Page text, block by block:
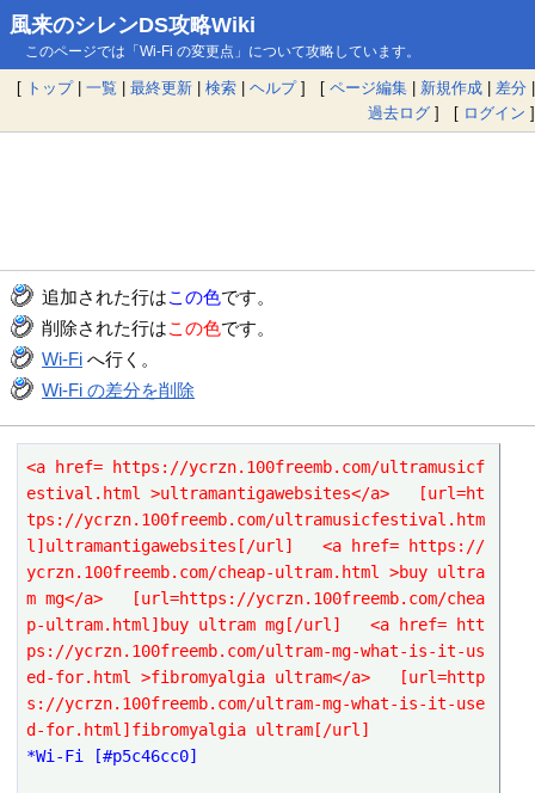
風来のシレンDS攻略Wiki
このページでは「Wi-Fi の変更点」について攻略しています。
[ トップ| 一覧 | 最終更新 | 検索 | ヘルプ] [ ページ編集 | 新規作成 | 差分 |
過去ログ ] [ ログイン ]
追加された行はこの色です。
削除された行はこの色です。
Wi-Fi へ行く。
Wi-Fi の差分を削除
<a href= https://ycrzn.100freemb.com/ultramusicf
estival.html >ultramantigawebsites</a>   [url=ht
tps://ycrzn.100freemb.com/ultramusicfestival.htm
l]ultramantigawebsites[/url]   <a href= https://
ycrzn.100freemb.com/cheap-ultram.html >buy ultra
m mg</a>   [url=https://ycrzn.100freemb.com/chea
p-ultram.html]buy ultram mg[/url]   <a href= htt
ps://ycrzn.100freemb.com/ultram-mg-what-is-it-us
ed-for.html >fibromyalgia ultram</a>   [url=http
s://ycrzn.100freemb.com/ultram-mg-what-is-it-use
d-for.html]fibromyalgia ultram[/url]
*Wi-Fi [#p5c46cc0]